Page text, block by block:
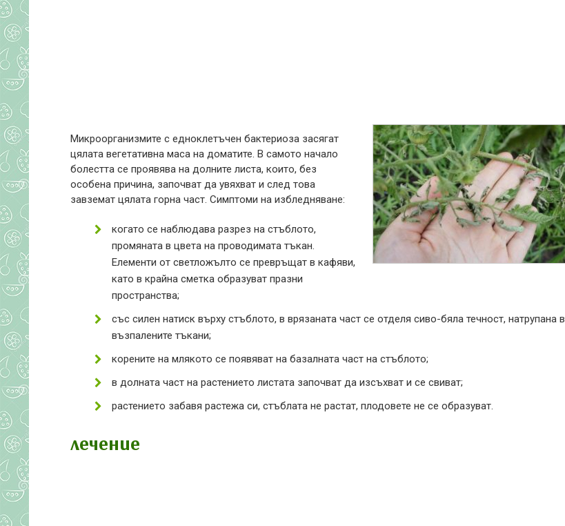
Микроорганизмите с едноклетъчен бактериоза засягат
цялата вегетативна маса на доматите. В самото начало
болестта се проявява на долните листа, които, без
особена причина, започват да увяхват и след това
завземат цялата горна част. Симптоми на избледняване:
когато се наблюдава разрез на стъблото,
промяната в цвета на проводимата тъкан.
Елементи от светложълто се превръщат в кафяви,
като в крайна сметка образуват празни
пространства;
със силен натиск върху стъблото, в врязаната част се отделя сиво-бяла течност, натрупана в
възпалените тъкани;
корените на млякото се появяват на базалната част на стъблото;
в долната част на растението листата започват да изсъхват и се свиват;
растението забавя растежа си, стъблата не растат, плодовете не се образуват.
лечение